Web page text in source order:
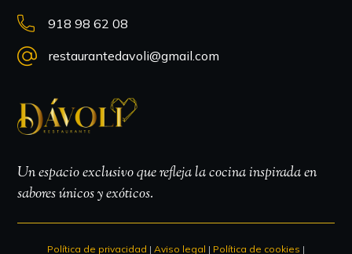
918 98 62 08
restaurantedavoli@gmail.com
Un espacio exclusivo que refleja la cocina inspirada en
sabores únicos y exóticos.
Política de privacidad | Aviso legal | Política de cookies |